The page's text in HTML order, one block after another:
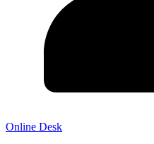
Online Desk